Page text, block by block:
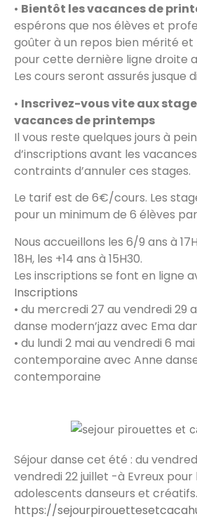
• Bientôt les vacances de
espérons que nos élèves et
goûter à un repos bien mérité
pour cette dernière ligne droite
Les cours seront assurés jusque
• Inscrivez-vous vite aux
vacances de printemps
Il vous reste quelques jours à
d’inscriptions avant les
contraints d’annuler ces stages.
Le tarif est de 6€/cours. Les
pour un minimum de 6 élèves
Nous accueillons les 6/9 ans à
18H, les +14 ans à 15H30.
Les inscriptions se font en ligne
Inscriptions
• du mercredi 27 au vendredi 29
danse modern’jazz avec Ema
• du lundi 2 mai au vendredi 6
contemporaine avec Anne
contemporaine
Séjour danse cet été : du
vendredi 22 juillet -à Evreux
adolescents danseurs et créatifs.
https://